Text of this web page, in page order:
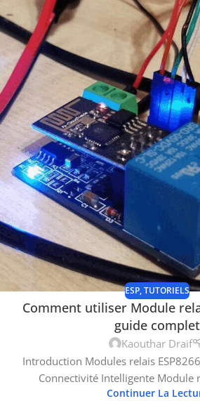
ESP,TUTORIELS
Comment utiliser Module
guide complet
Kaouthar Draif
Introduction Modules relais
Connectivité Intelligente Module
Continuer La